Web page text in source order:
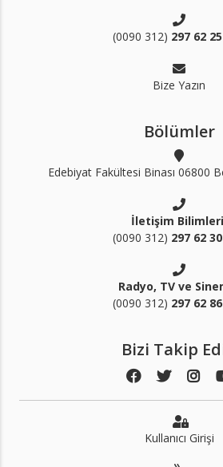
(0090 312) 297 62
Bize Yazın
Bölümler
Edebiyat Fakültesi Binası 06800
İletişim
(0090 312) 297 62
Radyo, TV ve
(0090 312) 297 62
Bizi Takip
Kullanıcı Girişi